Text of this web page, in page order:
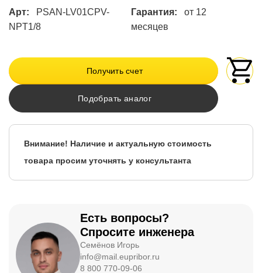
Арт:
PSAN-LV01CPV-
NPT1/8
Гарантия:
от 12
месяцев
Получить счет
Подобрать аналог
Внимание! Наличие и актуальную стоимость
товара просим уточнять у консультанта
Есть вопросы?
Спросите инженера
Семёнов Игорь
info@mail.eupribor.ru
8 800 770-09-06